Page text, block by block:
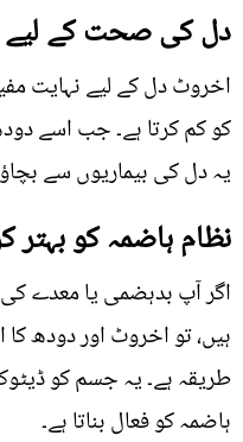
دل کی صحت کے لیے
اخروٹ دل کے لیے نہایت
کو کم کرتا ہے۔ جب اسے
یہ دل کی بیماریوں سے بچاؤ
نظام ہاضمہ کو بہتر
اگر آپ بدہضمی یا معدے
ہیں، تو اخروٹ اور دودھ
طریقہ ہے۔ یہ جسم کو
ہاضمہ کو فعال بناتا ہے۔